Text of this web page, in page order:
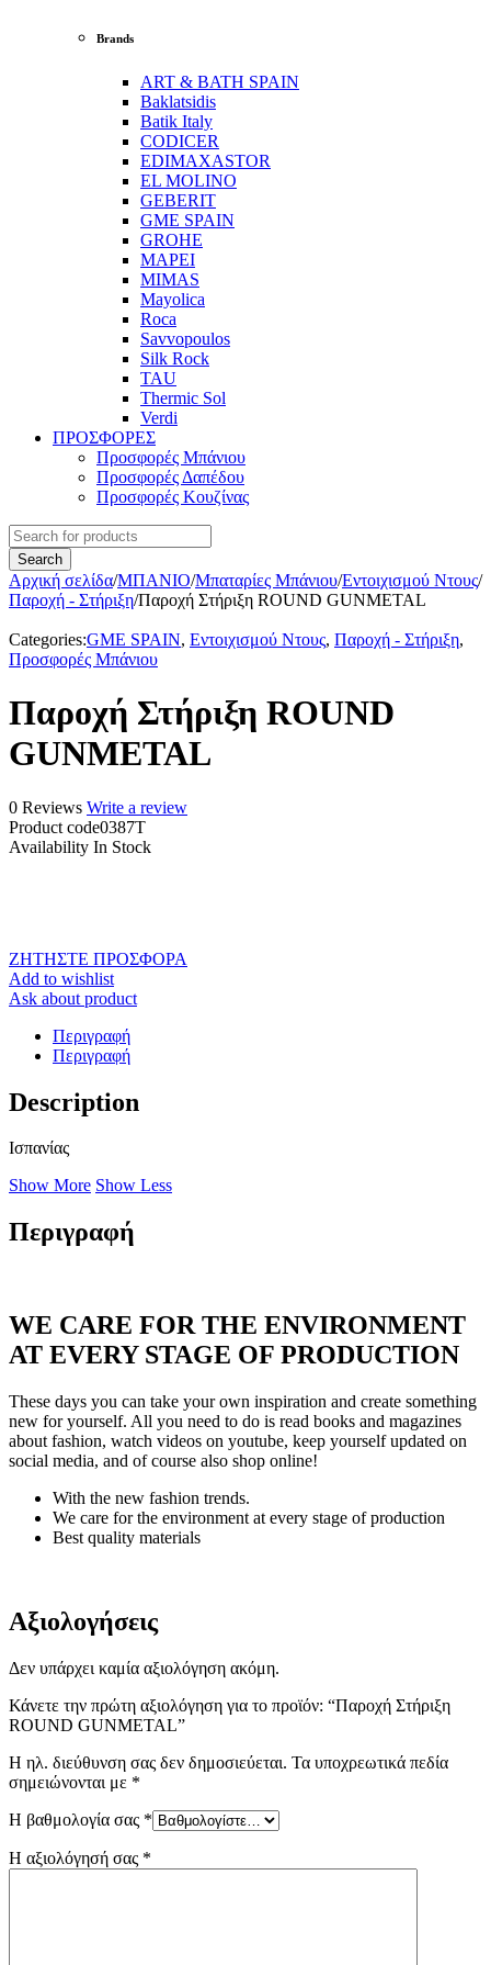
Brands
ART & BATH SPAIN
Baklatsidis
Batik Italy
CODICER
EDIMAXASTOR
EL MOLINO
GEBERIT
GME SPAIN
GROHE
MAPEI
MIMAS
Mayolica
Roca
Savvopoulos
Silk Rock
TAU
Thermic Sol
Verdi
ΠΡΟΣΦΟΡΕΣ
Προσφορές Μπάνιου
Προσφορές Δαπέδου
Προσφορές Κουζίνας
Αρχική σελίδα/ΜΠΑΝΙΟ/Μπαταρίες Μπάνιου/Εντοιχισμού Ντους/
Παροχή - Στήριξη/Παροχή Στήριξη ROUND GUNMETAL
Categories:GME SPAIN, Εντοιχισμού Ντους, Παροχή - Στήριξη,
Προσφορές Μπάνιου
Παροχή Στήριξη ROUND
GUNMETAL
0 Reviews Write a review
Product code0387T
Availability In Stock
ΖΗΤΗΣΤΕ ΠΡΟΣΦΟΡΑ
Add to wishlist
Ask about product
Περιγραφή
Περιγραφή
Description
Ισπανίας
Show More Show Less
Περιγραφή
WE CARE FOR THE ENVIRONMENT
AT EVERY STAGE OF PRODUCTION
These days you can take your own inspiration and create something
new for yourself. All you need to do is read books and magazines
about fashion, watch videos on youtube, keep yourself updated on
social media, and of course also shop online!
With the new fashion trends.
We care for the environment at every stage of production
Best quality materials
Αξιολογήσεις
Δεν υπάρχει καμία αξιολόγηση ακόμη.
Κάνετε την πρώτη αξιολόγηση για το προϊόν: “Παροχή Στήριξη
ROUND GUNMETAL”
Η ηλ. διεύθυνση σας δεν δημοσιεύεται. Τα υποχρεωτικά πεδία
σημειώνονται με *
Η βαθμολογία σας *
Η αξιολόγησή σας *